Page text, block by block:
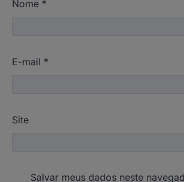
Nome *
E-mail *
Site
Salvar meus dados neste